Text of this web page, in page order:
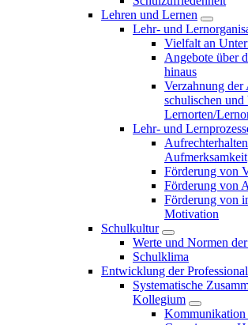
Lehren und Lernen
Lehr- und
Vielfalt an
Angebote über
hinaus
Verzahnung der
schulischen und
Lernorten/
Lehr- und
Aufmerksamkeit
Förderung von
Förderung von
Förderung von
Motivation
Schulkultur
Werte und Normen
Schulklima
Entwicklung der
Systematische
Kollegium